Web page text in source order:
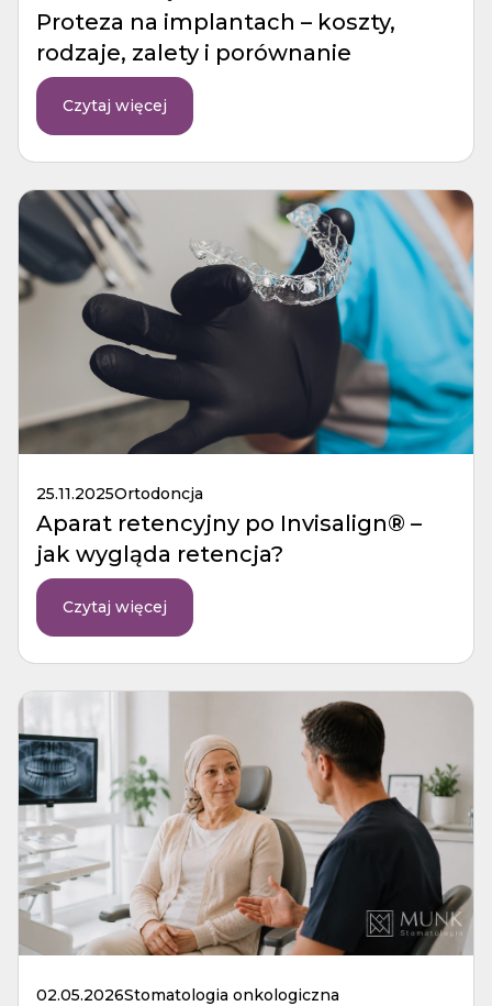
Proteza na implantach – koszty,
rodzaje, zalety i porównanie
Czytaj więcej
25.11.2025Ortodoncja
Aparat retencyjny po Invisalign® –
jak wygląda retencja?
Czytaj więcej
02.05.2026Stomatologia onkologiczna